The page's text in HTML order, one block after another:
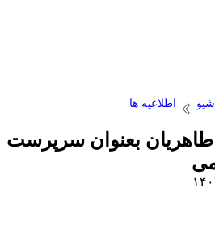
اطلاعیه ها
بعنوان سرپرست